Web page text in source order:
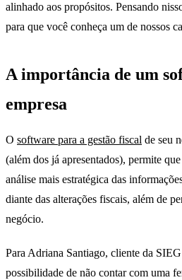
alinhado aos propósitos. Pensando
para que você conheça um de nossos
A importância de um
empresa
O software para a gestão fiscal de seu
(além dos já apresentados), permite
análise mais estratégica das
diante das alterações fiscais, além de
negócio.
Para Adriana Santiago, cliente da
possibilidade de não contar com uma